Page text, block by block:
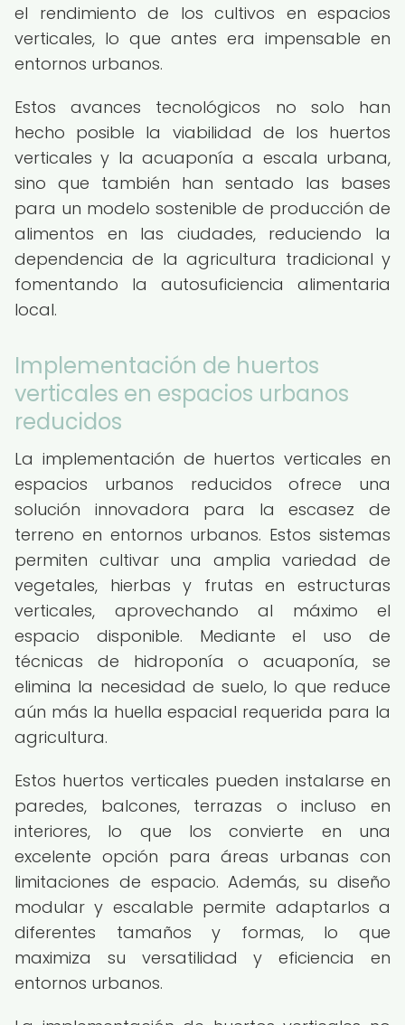
el rendimiento de los cultivos en espacios
verticales, lo que antes era impensable en
entornos urbanos.
Estos avances tecnológicos no solo han
hecho posible la viabilidad de los huertos
verticales y la acuaponía a escala urbana,
sino que también han sentado las bases
para un modelo sostenible de producción de
alimentos en las ciudades, reduciendo la
dependencia de la agricultura tradicional y
fomentando la autosuficiencia alimentaria
local.
Implementación de huertos
verticales en espacios urbanos
reducidos
La implementación de huertos verticales en
espacios urbanos reducidos ofrece una
solución innovadora para la escasez de
terreno en entornos urbanos. Estos sistemas
permiten cultivar una amplia variedad de
vegetales, hierbas y frutas en estructuras
verticales, aprovechando al máximo el
espacio disponible. Mediante el uso de
técnicas de hidroponía o acuaponía, se
elimina la necesidad de suelo, lo que reduce
aún más la huella espacial requerida para la
agricultura.
Estos huertos verticales pueden instalarse en
paredes, balcones, terrazas o incluso en
interiores, lo que los convierte en una
excelente opción para áreas urbanas con
limitaciones de espacio. Además, su diseño
modular y escalable permite adaptarlos a
diferentes tamaños y formas, lo que
maximiza su versatilidad y eficiencia en
entornos urbanos.